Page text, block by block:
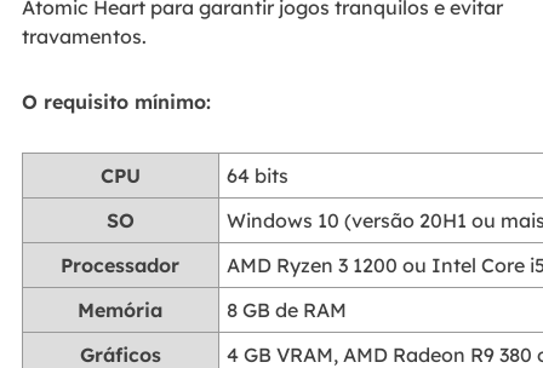
Atomic Heart para garantir jogos tranquilos e evitar
travamentos.
O requisito mínimo:
CPU
64 bits
SO
Windows 10 (versão 20H1 ou
Processador
AMD Ryzen 3 1200 ou Intel Core
Memória
8 GB de RAM
Gráficos
4 GB VRAM, AMD Radeon R9